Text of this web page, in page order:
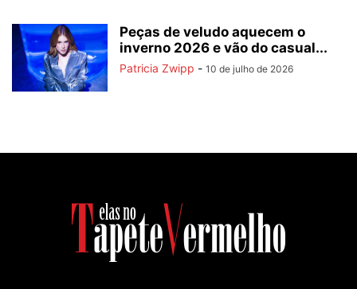
Peças de veludo aquecem o
inverno 2026 e vão do casual...
Patricia Zwipp - 10 de julho de 2026